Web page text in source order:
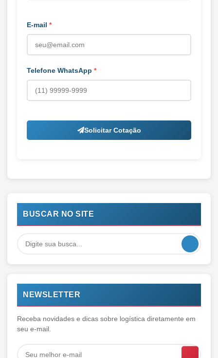
E-mail *
Telefone WhatsApp *
Solicitar Cotação
BUSCAR NO SITE
NEWSLETTER
Receba novidades e dicas sobre logística diretamente em
seu e-mail.